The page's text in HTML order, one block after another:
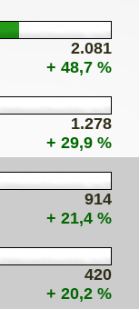
2.081
+ 48,7 %
1.278
+ 29,9 %
914
+ 21,4 %
420
+ 20,2 %